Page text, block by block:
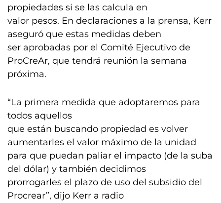
propiedades si se las calcula en
valor pesos. En declaraciones a la prensa, Kerr
aseguró que estas medidas deben
ser aprobadas por el Comité Ejecutivo de
ProCreAr, que tendrá reunión la semana
próxima.
“La primera medida que adoptaremos para
todos aquellos
que están buscando propiedad es volver
aumentarles el valor máximo de la unidad
para que puedan paliar el impacto (de la suba
del dólar) y también decidimos
prorrogarles el plazo de uso del subsidio del
Procrear”, dijo Kerr a radio